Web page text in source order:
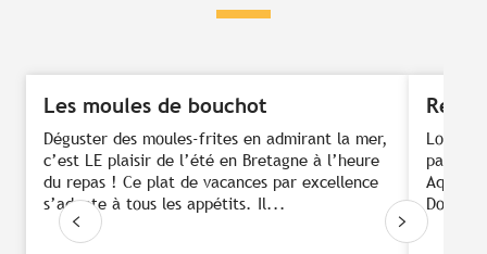
Les moules de bouchot
Déguster des moules-frites en admirant la mer,
c’est LE plaisir de l’été en Bretagne à l’heure
du repas ! Ce plat de vacances par excellence
s’adapte à tous les appétits. Il...
Los
para la
Aquí,